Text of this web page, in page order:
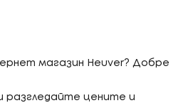
магазин Heuver? Добре
разгледайте цените и